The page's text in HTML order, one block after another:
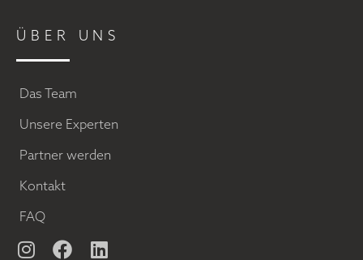
ÜBER UNS
Das Team
Unsere Experten
Partner werden
Kontakt
FAQ